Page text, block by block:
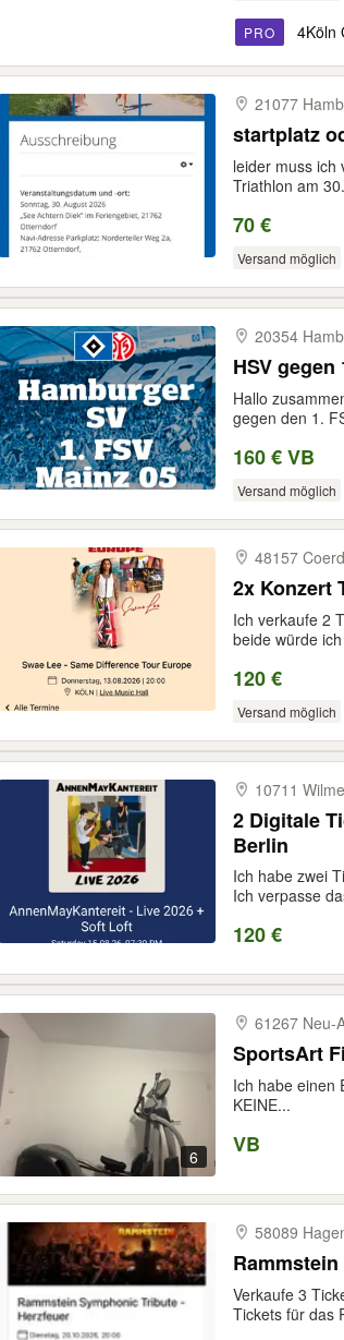
PRO 4Köln
21077
startplatz
leider muss ich
Triathlon am
70 €
Versand möglich
20354
HSV gegen
Hallo
gegen den 1.
160 € VB
Versand möglich
48157
2x Konzert
Ich verkaufe 2
beide würde
120 €
Versand möglich
10711
2 Digitale
Berlin
Ich habe zwei
Ich verpasse
120 €
6
61267 Neu-​
SportsArt
Ich habe einen
KEINE...
VB
58089
Verkaufe 3
Tickets für das